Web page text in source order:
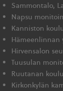
Sammontalo,
Napsu
Kanniston
Hämeenlinnan
Hirvensalon
Tuusulan
Ruutanan
Kirkonkylän